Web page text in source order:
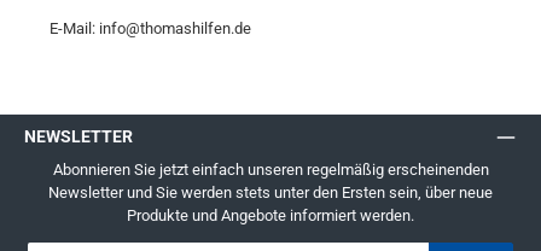
E-Mail: info@thomashilfen.de
NEWSLETTER
Abonnieren Sie jetzt einfach unseren regelmäßig erscheinenden
Newsletter und Sie werden stets unter den Ersten sein, über neue
Produkte und Angebote informiert werden.